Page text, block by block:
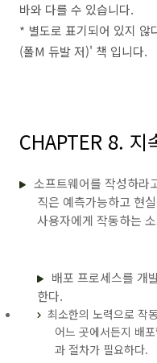
바와 다를 수 있습니다.
* 별도로 표기되어 있지 않
(폴M 듀발 저)' 책 입니다.
CHAPTER 8. 지
소프트웨어를 작성하라
직은 예측가능하고 현
사용자에게 작동하는
배포 프로세스를 개
한다.
최소한의 노력으로 작
어느 곳에서든지 배
과 절차가 필요하다.